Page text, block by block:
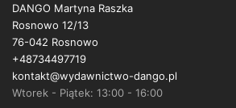
DANGO Martyna Raszka
Rosnowo 12/13
76-042 Rosnowo
+48734497719
kontakt@wydawnictwo-dango.pl
Wtorek - Piątek: 13:00 - 16:00